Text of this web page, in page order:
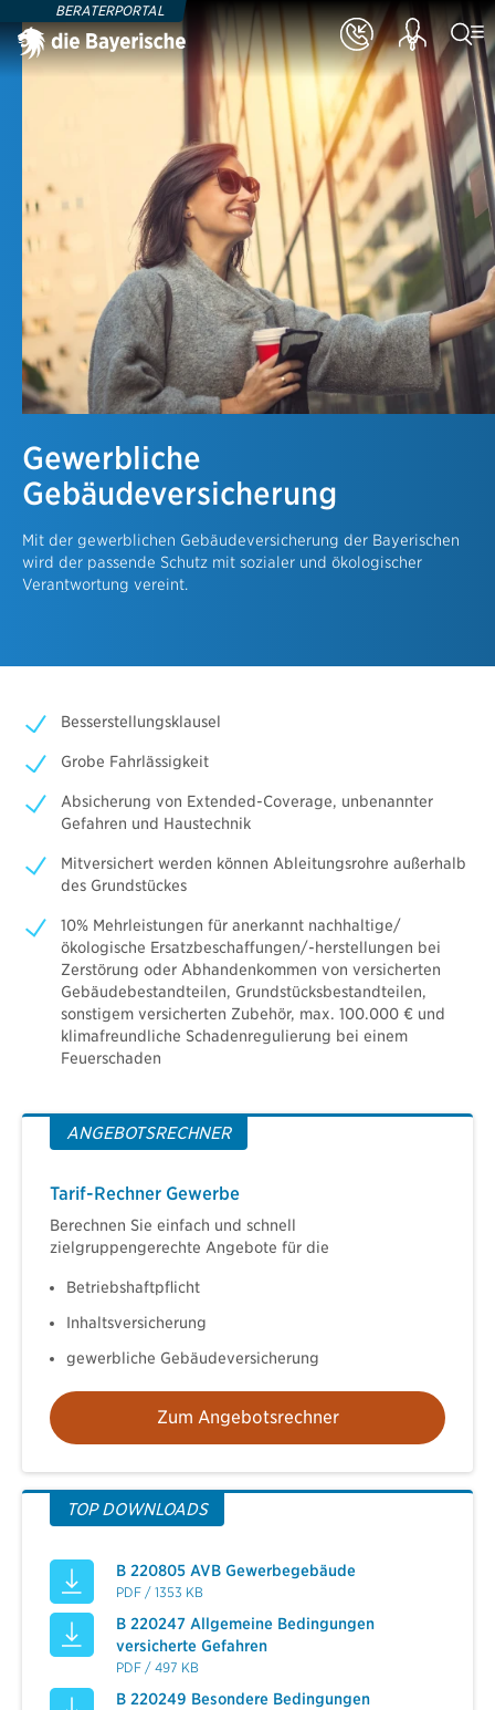
BERATERPORTAL
Gewerbliche
Gebäudeversicherung
Mit der gewerblichen Gebäudeversicherung der Bayerischen
wird der passende Schutz mit sozialer und ökologischer
Verantwortung vereint.
Besserstellungsklausel
Grobe Fahrlässigkeit
Absicherung von Extended-Coverage, unbenannter
Gefahren und Haustechnik
Mitversichert werden können Ableitungsrohre außerhalb
des Grundstückes
10% Mehrleistungen für anerkannt nachhaltige/
ökologische Ersatzbeschaffungen/-herstellungen bei
Zerstörung oder Abhandenkommen von versicherten
Gebäudebestandteilen, Grundstücksbestandteilen,
sonstigem versicherten Zubehör, max. 100.000 € und
klimafreundliche Schadenregulierung bei einem
Feuerschaden
ANGEBOTSRECHNER
Tarif-Rechner Gewerbe
Berechnen Sie einfach und schnell
zielgruppengerechte Angebote für die
Betriebshaftpflicht
Inhaltsversicherung
gewerbliche Gebäudeversicherung
Zum Angebotsrechner
TOP DOWNLOADS
B 220805 AVB Gewerbegebäude
PDF / 1353 KB
B 220247 Allgemeine Bedingungen
versicherte Gefahren
PDF / 497 KB
B 220249 Besondere Bedingungen